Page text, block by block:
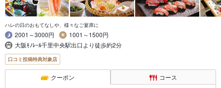
ハレの日のおもてなしや、様々なご宴席に
2001～3000円
1001～1500円
大阪ﾓﾉﾚｰﾙ千里中央駅出口より徒歩約2分
口コミ投稿特典対象店
クーポン コース